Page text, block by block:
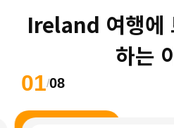
하는
01/08